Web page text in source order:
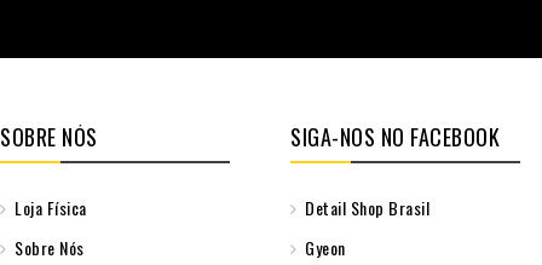
SOBRE NÓS
Loja Física
Sobre Nós
SIGA-NOS NO FACEBOOK
Detail Shop Brasil
Gyeon